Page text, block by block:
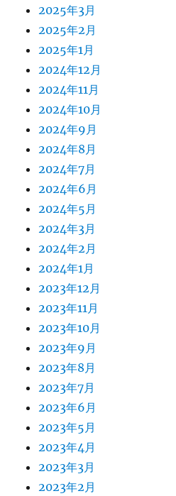
2025年3月
2025年2月
2025年1月
2024年12月
2024年11月
2024年10月
2024年9月
2024年8月
2024年7月
2024年6月
2024年5月
2024年3月
2024年2月
2024年1月
2023年12月
2023年11月
2023年10月
2023年9月
2023年8月
2023年7月
2023年6月
2023年5月
2023年4月
2023年3月
2023年2月